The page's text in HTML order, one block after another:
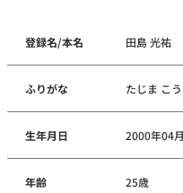
登録名/本名 田島 光祐
ふりがな たじま こ
生年月日 2000年04
年齢 25歳